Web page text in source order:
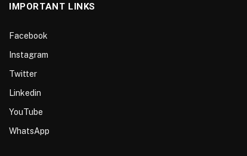
IMPORTANT LINKS
Facebook
Instagram
Twitter
Linkedin
YouTube
WhatsApp